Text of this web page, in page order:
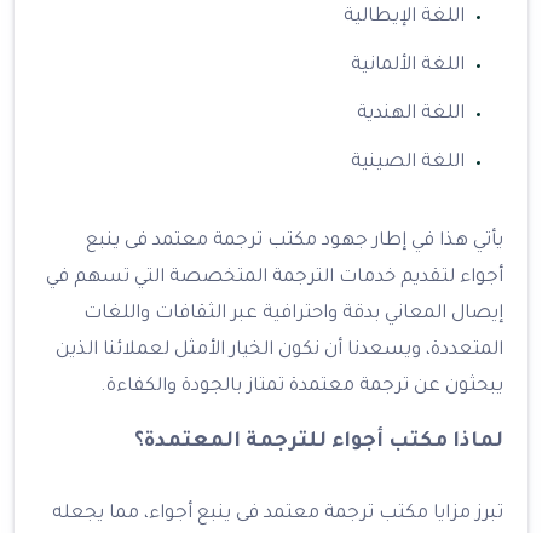
اللغة الإيطالية
اللغة الألمانية
اللغة الهندية
اللغة الصينية
يأتي هذا في إطار جهود مكتب ترجمة معتمد فى ينبع
أجواء لتقديم خدمات الترجمة المتخصصة التي تسهم في
إيصال المعاني بدقة واحترافية عبر الثقافات واللغات
المتعددة، ويسعدنا أن نكون الخيار الأمثل لعملائنا الذين
يبحثون عن ترجمة معتمدة تمتاز بالجودة والكفاءة.
لماذا مكتب أجواء للترجمة المعتمدة؟
تبرز مزايا مكتب ترجمة معتمد فى ينبع أجواء، مما يجعله